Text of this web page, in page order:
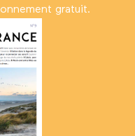
gratuit.